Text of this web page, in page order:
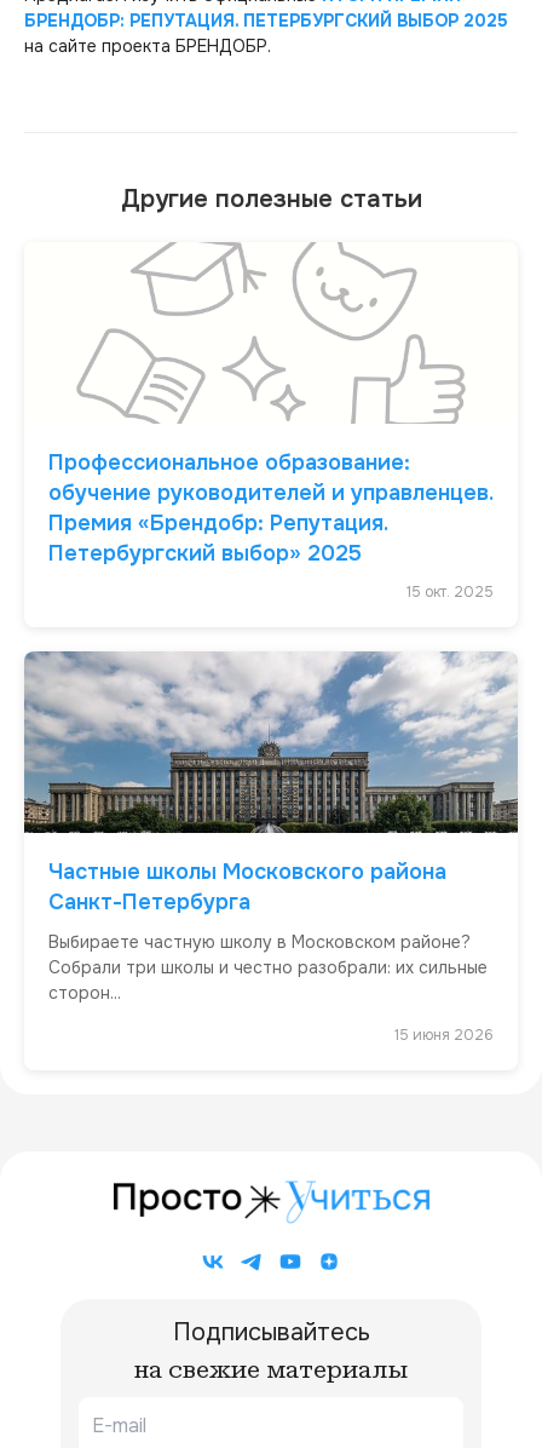
БРЕНДОБР: РЕПУТАЦИЯ. ПЕТЕРБУРГСКИЙ ВЫБОР 2025
на сайте проекта БРЕНДОБР.
Другие полезные статьи
Профессиональное образование:
обучение руководителей и управленцев.
Премия «Брендобр: Репутация.
Петербургский выбор» 2025
15 окт. 2025
Частные школы Московского района
Санкт-Петербурга
Выбираете частную школу в Московском районе?
Собрали три школы и честно разобрали: их сильные
сторон...
15 июня 2026
Подписывайтесь
на свежие материалы